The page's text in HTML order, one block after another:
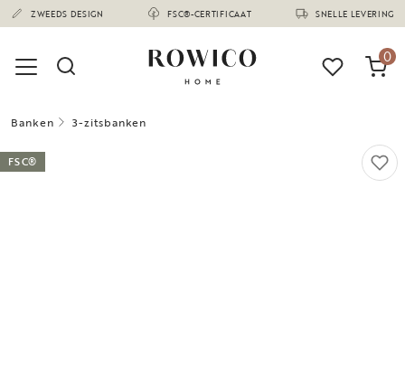
ZWEEDS DESIGN FSC®-CERTIFICAAT SNELLE LEVERING
(1669)
0
Banken 3-zitsbanken
FSC®